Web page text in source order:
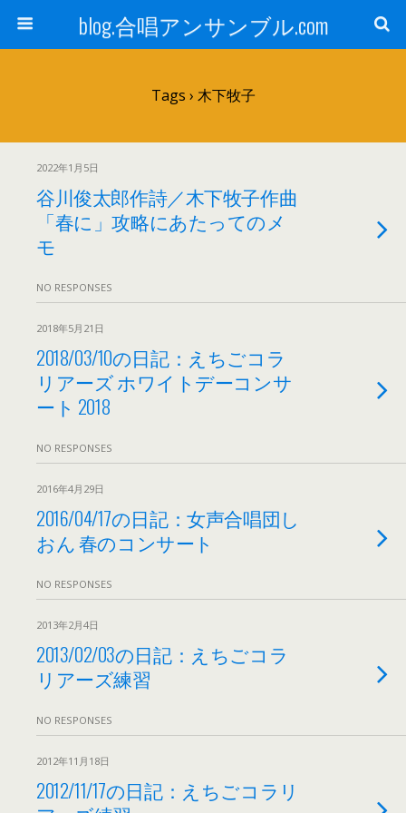
blog.合唱アンサンブル.com
Tags › 木下牧子
2022年1月5日
谷川俊太郎作詩／木下牧子作曲
「春に」攻略にあたってのメ
モ
NO RESPONSES
2018年5月21日
2018/03/10の日記：えちごコラ
リアーズ ホワイトデーコンサ
ート 2018
NO RESPONSES
2016年4月29日
2016/04/17の日記：女声合唱団し
おん 春のコンサート
NO RESPONSES
2013年2月4日
2013/02/03の日記：えちごコラ
リアーズ練習
NO RESPONSES
2012年11月18日
2012/11/17の日記：えちごコラリ